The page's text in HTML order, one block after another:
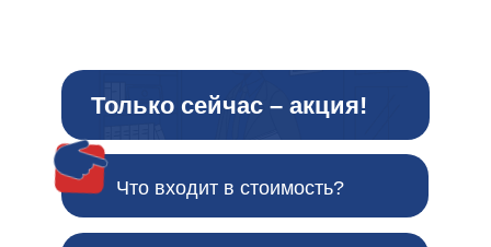
Только сейчас – акция!
Что входит в стоимость?